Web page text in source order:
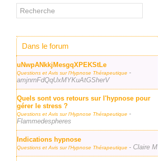
Dans le forum
uNwpANkkjMesgqXPEKStLe
Questions et Avis sur l'Hypnose Thérapeutique -
amjnrnFdQqUxMYKuAtGSherV
Quels sont vos retours sur l'hypnose pour
gérer le stress ?
Questions et Avis sur l'Hypnose Thérapeutique -
Flammedespheres
Indications hypnose
Questions et Avis sur l'Hypnose Thérapeutique - Claire M